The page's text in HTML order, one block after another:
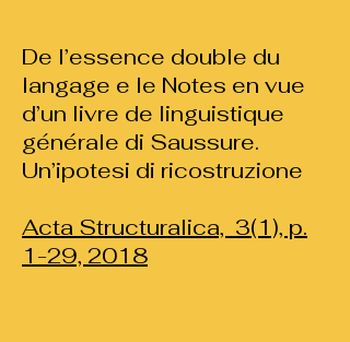
De l’essence double du
langage e le Notes en vue
d’un livre de linguistique
générale di Saussure.
Un’ipotesi di ricostruzione
Acta Structuralica, 3(1), p.
1-29, 2018